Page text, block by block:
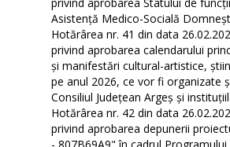
Asistență Medico-Socială
Hotărârea nr. 41 din data
privind aprobarea calendarului
şi manifestări cultural-artistice,
pe anul 2026, ce vor fi organizate
Consiliul Judeţean Argeş şi
Hotărârea nr. 42 din data
privind aprobarea depunerii